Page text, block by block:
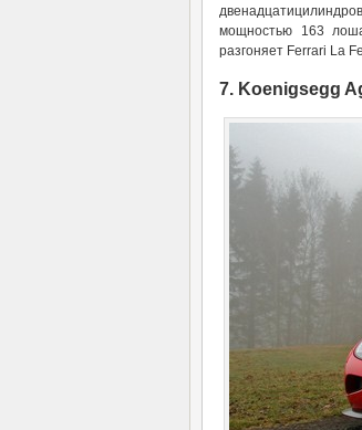
мощностью 163
разгоняет Ferrari La
7. Koenigsegg